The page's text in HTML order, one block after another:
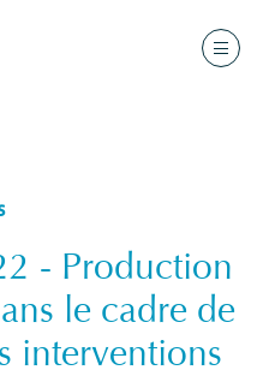
- Production
le cadre de
interventions